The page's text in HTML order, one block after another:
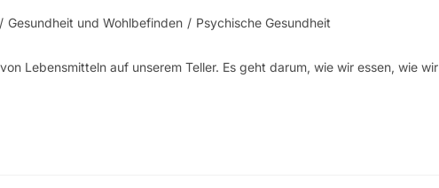
/ Gesundheit und Wohlbefinden / Psychische Gesundheit
Lebensmitteln auf unserem Teller. Es geht darum, wie wir essen, wie wir